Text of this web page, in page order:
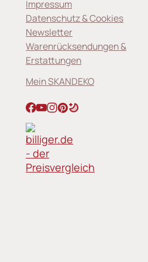
Impressum
Datenschutz & Cookies
Newsletter
Warenrücksendungen &
Erstattungen
Mein SKANDEKO